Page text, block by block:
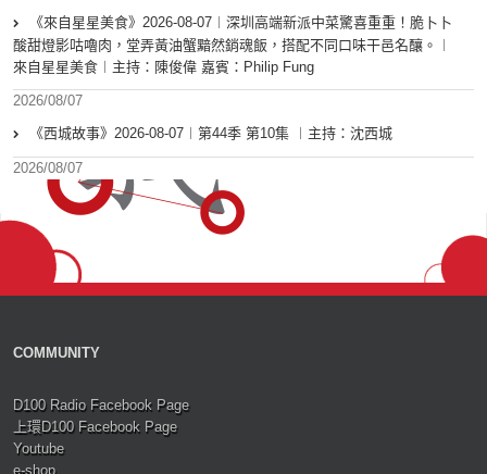
《來自星星美食》2026-08-07︱深圳高端新派中菜驚喜重重！脆卜卜
酸甜燈影咕嚕肉，堂弄黃油蟹黯然銷魂飯，搭配不同口味干邑名釀。︱
來自星星美食︱主持：陳俊偉 嘉賓：Philip Fung
2026/08/07
《西城故事》2026-08-07︱第44季 第10集 ︱主持：沈西城
2026/08/07
COMMUNITY
D100 Radio Facebook Page
上環D100 Facebook Page
Youtube
e-shop